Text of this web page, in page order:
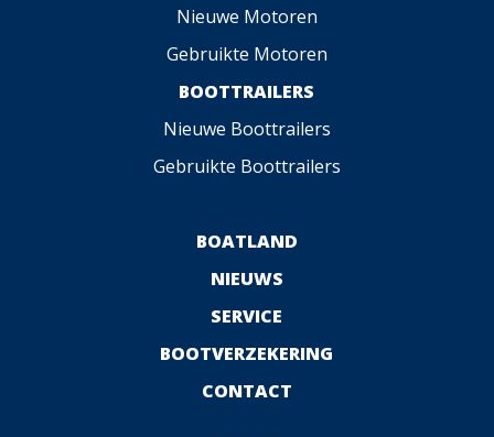
Nieuwe Motoren
Gebruikte Motoren
BOOTTRAILERS
Nieuwe Boottrailers
Gebruikte Boottrailers
BOATLAND
NIEUWS
SERVICE
BOOTVERZEKERING
CONTACT